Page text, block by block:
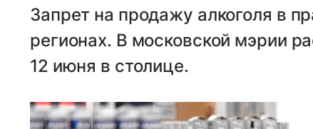
Запрет на продажу алкоголя в
регионах. В московской мэрии
12 июня в столице.